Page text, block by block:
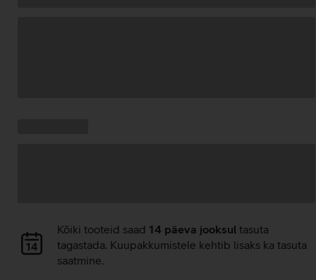
Andmete
laadimine
Kõiki tooteid saad 14 päeva jooksul tasuta
tagastada. Kuupakkumistele kehtib lisaks ka tasuta
saatmine.